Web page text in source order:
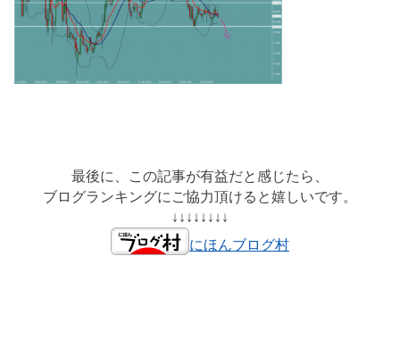
最後に、この記事が有益だと感じたら、
ブログランキングにご協力頂けると嬉しいです。
↓↓↓↓↓↓↓↓
にほんブログ村